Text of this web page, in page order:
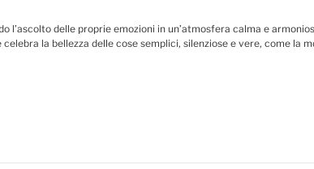
delle proprie emozioni in un’atmosfera calma e
la bellezza delle cose semplici, silenziose e vere, come la